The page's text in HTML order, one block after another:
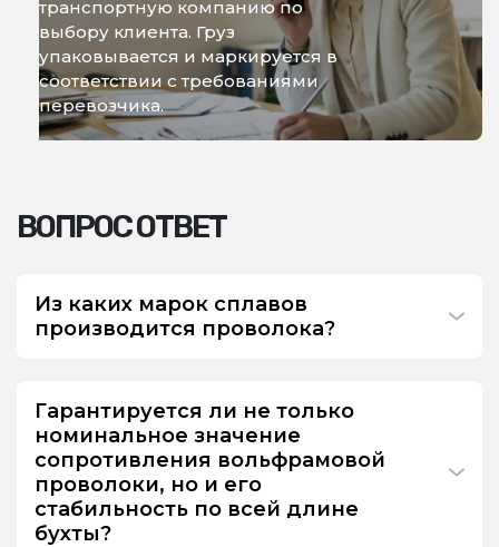
транспортную компанию по
выбору клиента. Груз
упаковывается и маркируется в
соответствии с требованиями
перевозчика.
ВОПРОС ОТВЕТ
Из каких марок сплавов
производится проволока?
Гарантируется ли не только
номинальное значение
сопротивления вольфрамовой
проволоки, но и его
стабильность по всей длине
бухты?